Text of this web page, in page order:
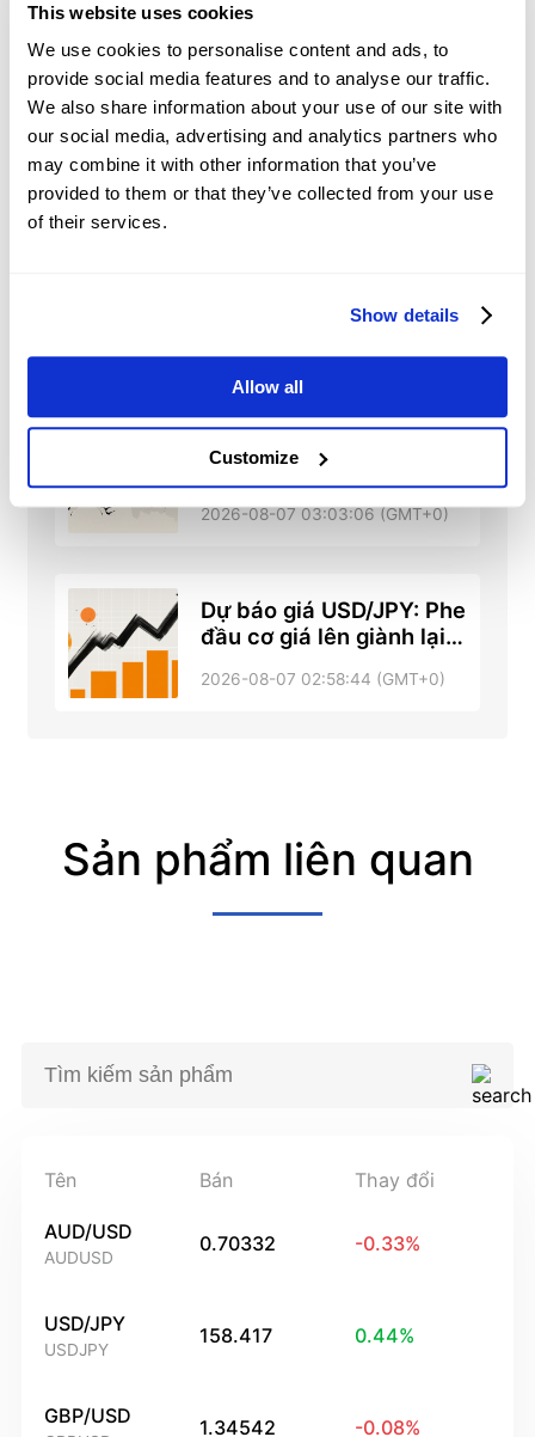
This website uses cookies
We use cookies to personalise content and ads, to
provide social media features and to analyse our traffic.
We also share information about your use of our site with
our social media, advertising and analytics partners who
may combine it with other information that you’ve
provided to them or that they’ve collected from your use
of their services.
Show details
Allow all
Customize
CRVUSD Tin tức
Won Hàn Quốc: Trường
hợp đảo chiều dòng tiền
đang hình thành –
Societe Generale
2026-08-07 03:35:38 (GMT+0)
cho chênh lệch lãi suất
Banxico giữ nguyên lãi
suất ở mức 6,50% như
dự kiến
2026-08-07 03:03:06 (GMT+0)
Dự báo giá USD/JPY: Phe
đầu cơ giá lên giành lại
trong bối cảnh phục hồi
2026-08-07 02:58:44 (GMT+0)
Sản phẩm liên quan
Tên Bán Thay đổi
AUD/USD
AUDUSD
0.70332 -0.33%
USD/JPY
USDJPY
158.417 0.44%
GBP/USD 1.34542 -0.08%